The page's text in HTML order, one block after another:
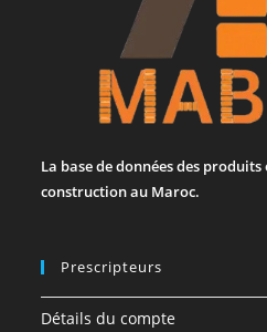
La base de données des
construction au Maroc.
Prescripteurs
Détails du compte